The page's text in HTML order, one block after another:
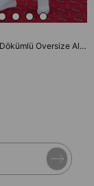
Tensel Kumaş Dökümlü Oversize Alt/Üst Takım (TKB58)